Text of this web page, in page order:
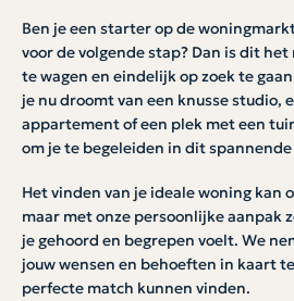
Ben je een starter op de
voor de volgende stap? Dan is dit
te wagen en eindelijk op zoek te
je nu droomt van een knusse studio,
appartement of een plek met een
om je te begeleiden in dit
Het vinden van je ideale woning kan
maar met onze persoonlijke aanpak
je gehoord en begrepen voelt. We
jouw wensen en behoeften in kaart
perfecte match kunnen vinden.